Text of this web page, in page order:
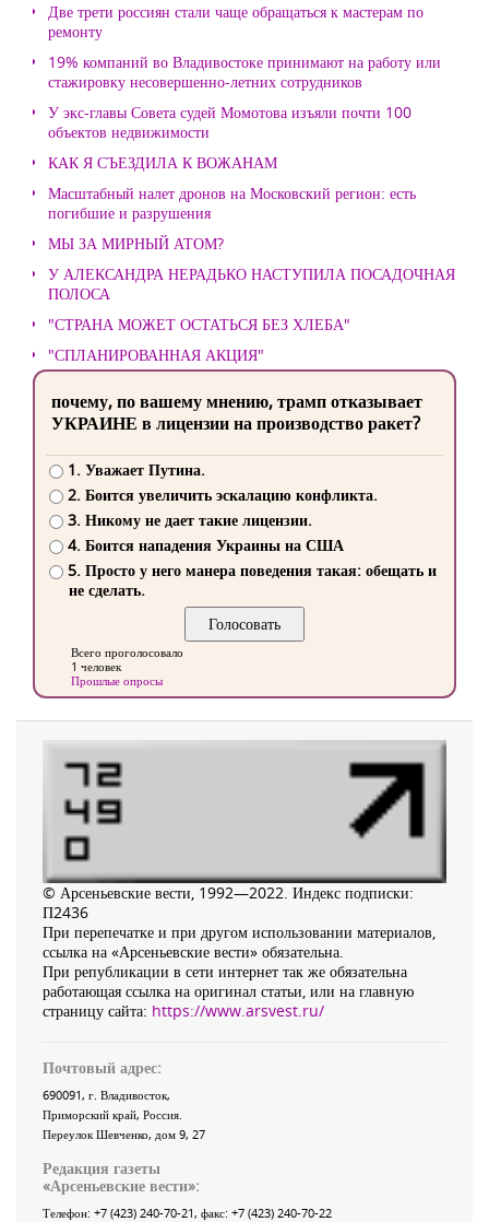
Две трети россиян стали чаще обращаться к мастерам по
ремонту
19% компаний во Владивостоке принимают на работу или
стажировку несовершенно-летних сотрудников
У экс-главы Совета судей Момотова изъяли почти 100
объектов недвижимости
КАК Я СЪЕЗДИЛА К ВОЖАНАМ
Масштабный налет дронов на Московский регион: есть
погибшие и разрушения
МЫ ЗА МИРНЫЙ АТОМ?
У АЛЕКСАНДРА НЕРАДЬКО НАСТУПИЛА ПОСАДОЧНАЯ
ПОЛОСА
"СТРАНА МОЖЕТ ОСТАТЬСЯ БЕЗ ХЛЕБА"
"СПЛАНИРОВАННАЯ АКЦИЯ"
почему, по вашему мнению, трамп отказывает
УКРАИНЕ в лицензии на производство ракет?
1. Уважает Путина.
2. Боится увеличить эскалацию конфликта.
3. Никому не дает такие лицензии.
4. Боится нападения Украины на США
5. Просто у него манера поведения такая: обещать и
не сделать.
Всего проголосовало
1 человек
Прошлые опросы
© Арсеньевские вести, 1992—2022. Индекс подписки:
П2436
При перепечатке и при другом использовании материалов,
ссылка на «Арсеньевские вести» обязательна.
При републикации в сети интернет так же обязательна
работающая ссылка на оригинал статьи, или на главную
страницу сайта: https://www.arsvest.ru/
Почтовый адрес:
690091, г. Владивосток,
Приморский край, Россия
Переулок Шевченко, дом 9, 27
Редакция газеты
«Арсеньевские вести»:
Телефон: +7 (423) 240-70-21, факс: +7 (423) 240-70-22